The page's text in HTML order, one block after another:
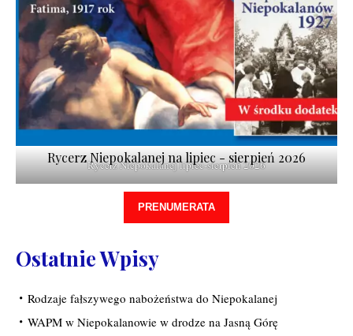
Rycerz Niepokalanej lipiec-sierpień 2026
Rycerz Niepokalanej na lipiec - sierpień 2026
PRENUMERATA
Ostatnie Wpisy
Rodzaje fałszywego nabożeństwa do Niepokalanej
WAPM w Niepokalanowie w drodze na Jasną Górę